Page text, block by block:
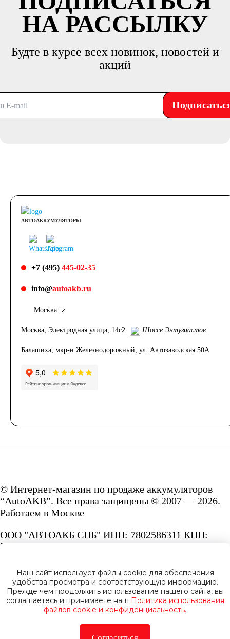
НА РАССЫЛКУ
Будте в курсе всех новинок, новостей и
акций
АВТОАККУМУЛЯТОРЫ
+7 (495) 445-02-35
info@autoakb.ru
Москва
Москва, Электродная улица, 14с2 Шоссе Энтузиастов
Балашиха, мкр-н Железнодорожный, ул. Автозаводская 50А
© Интернет-магазин по продаже аккумуляторов
“AutoAKB”. Все права защищены © 2007 — 2026.
Работаем в Москве
ООО "АВТОАКБ СПБ" ИНН: 7802586311 КПП:
780201001 ОГРН: 1167847287156.
Сайт под защитой reCAPTCHA и Google
Privacy PolicyиTerms of Service.
Наш сайт использует файлы cookie для обеспечения
удобства просмотра и соответствующую информацию.
Прежде чем продолжить использование нашего сайта, вы
соглашаетесь и принимаете наш Политика использования
файлов cookie и конфиденциальность.